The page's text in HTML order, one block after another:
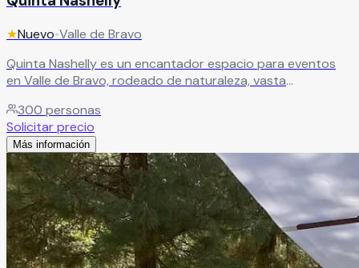
★Nuevo•Valle de Bravo
Quinta Nashelly es un encantador espacio para eventos
en Valle de Bravo, rodeado de naturaleza, vasta
atmósfera mágica y memorable para cualquier
celebración. El recinto cuenta con jardín y salón para
eventos, ofreciendo espacios ideales para bodas, XV años,
aniversarios, graduaciones y reuniones sociales especiales
en un entorno elegante y natural. Quinta Nashelly dispone
de salón jardín con capacidad para 200 a 250 personas,
jardín para hasta 300 invitados, área infantil y
estacionamiento, brindando comodidad y versatilidad
para crear experiencias inolvidables junto a familiares y
300 personas
Solicitar precio
Más información